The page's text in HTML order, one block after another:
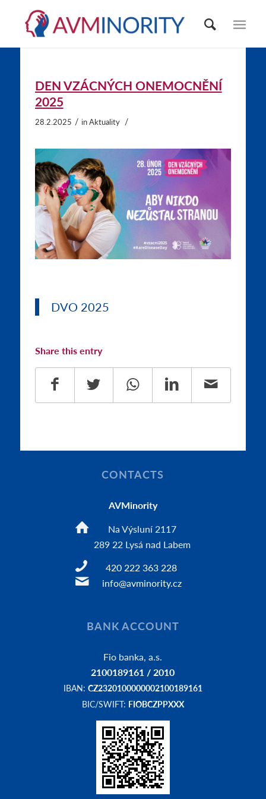
DEN VZÁCNÝCH ONEMOCNĚNÍ
2025
28.2.2025 / inAktuality /
DVO 2025
Share this entry
CONTACTS
AVMinority
Na Výsluní 2117
289 22 Lysá nad Labem
420 222 363 228
info@avminority.cz
BANK ACCOUNT
Fio banka, a.s.
2100189161 / 2010
IBAN: CZ2320100000002100189161
BIC/SWIFT: FIOBCZPPXXX